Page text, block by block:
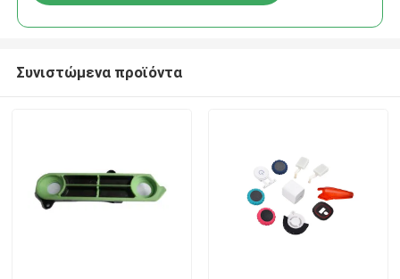
Συνιστώμενα προϊόντα